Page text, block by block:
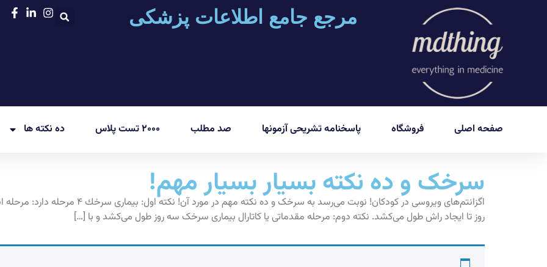
مرجع جامع اطلاعات پزشکی
صفحه اصلی فروشگاه پاسخنامه تشریحی آزمونها صد مطلب ۲۰۰۰ تست پلاس ده نکته ها
سرخک و ده نکته بسیار بسیار مهم!
روز تا ايجاد راش طول می‌کشد. نکته دوم: مرحله مقدماتى يا كاتارال بیماری سرخک سه روز طول مى‏‌كشد و با […]